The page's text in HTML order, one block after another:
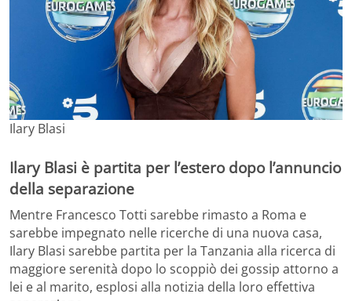
Ilary Blasi
Ilary Blasi è partita per l’estero dopo l’annuncio
della separazione
Mentre Francesco Totti sarebbe rimasto a Roma e
sarebbe impegnato nelle ricerche di una nuova casa,
Ilary Blasi sarebbe partita per la Tanzania alla ricerca di
maggiore serenità dopo lo scoppiò dei gossip attorno a
lei e al marito, esplosi alla notizia della loro effettiva